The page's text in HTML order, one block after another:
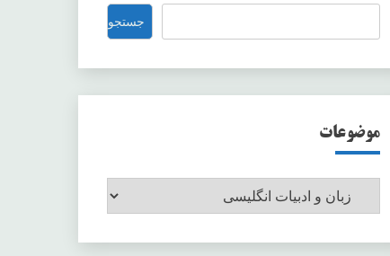
جستجو جستجو
موضوعات
موضوعات